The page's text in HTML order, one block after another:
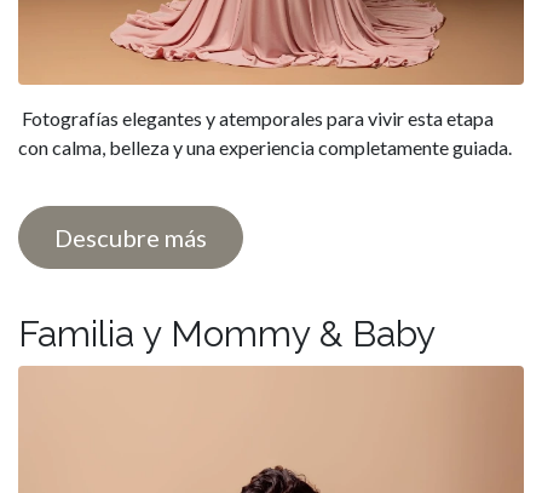
Familia y Mommy & Baby
Fotografías elegantes y atemporales para vivir esta etapa
con calma, belleza y una experiencia completamente guiada.
Descubre más